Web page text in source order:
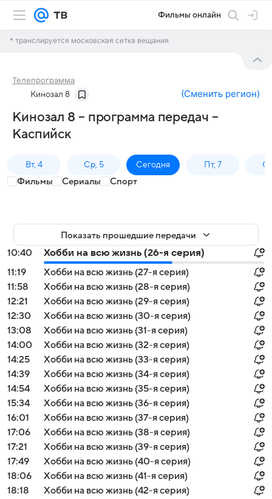
Фильмы онлайн
* транслируется московская сетка вещания
Телепрограмма
Кинозал 8 (Сменить регион)
Кинозал 8 – программа передач –
Каспийск
Вт, 4 Ср, 5 Сегодня Пт, 7
Фильмы Сериалы Спорт
Показать прошедшие передачи
10:40
Хобби на всю жизнь (26-я серия)
11:19
Хобби на всю жизнь (27-я серия)
11:58
Хобби на всю жизнь (28-я серия)
12:21
Хобби на всю жизнь (29-я серия)
12:30
Хобби на всю жизнь (30-я серия)
13:08
Хобби на всю жизнь (31-я серия)
14:00
Хобби на всю жизнь (32-я серия)
14:25
Хобби на всю жизнь (33-я серия)
14:39
Хобби на всю жизнь (34-я серия)
14:54
Хобби на всю жизнь (35-я серия)
15:34
Хобби на всю жизнь (36-я серия)
16:01
Хобби на всю жизнь (37-я серия)
17:06
Хобби на всю жизнь (38-я серия)
17:21
Хобби на всю жизнь (39-я серия)
17:49
Хобби на всю жизнь (40-я серия)
18:06
Хобби на всю жизнь (41-я серия)
18:18
Хобби на всю жизнь (42-я серия)